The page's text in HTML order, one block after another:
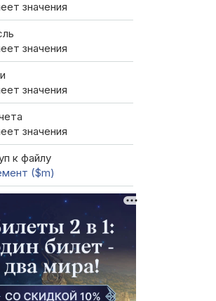
значения
значения
значения
значения
к файлу
($m)